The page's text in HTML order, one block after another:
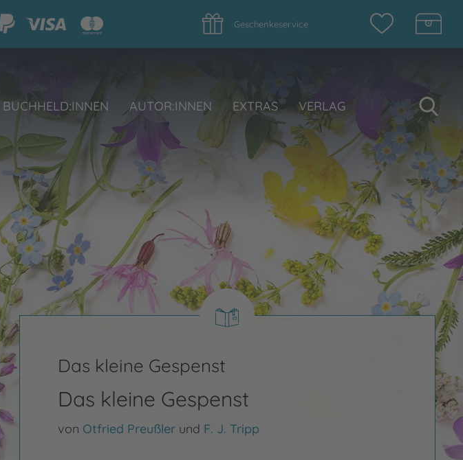
Geschenkeservice
BUCHHELD:INNEN AUTOR:INNEN EXTRAS VERLAG
Das kleine Gespenst
Das kleine Gespenst
von Otfried Preußlerund F. J. Tripp